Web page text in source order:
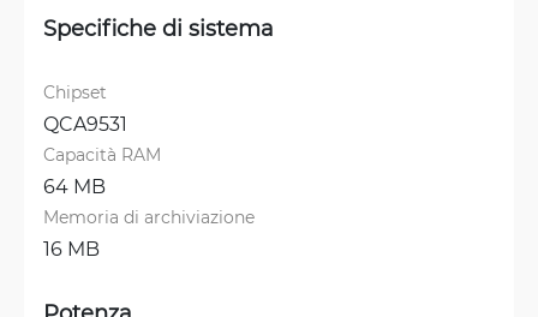
Specifiche di sistema
Chipset
QCA9531
Capacità RAM
64 MB
Memoria di archiviazione
16 MB